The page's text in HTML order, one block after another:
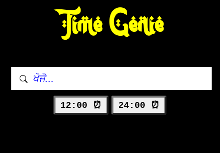
Time Genie
12:00 ⏰ 24:00 ⏰